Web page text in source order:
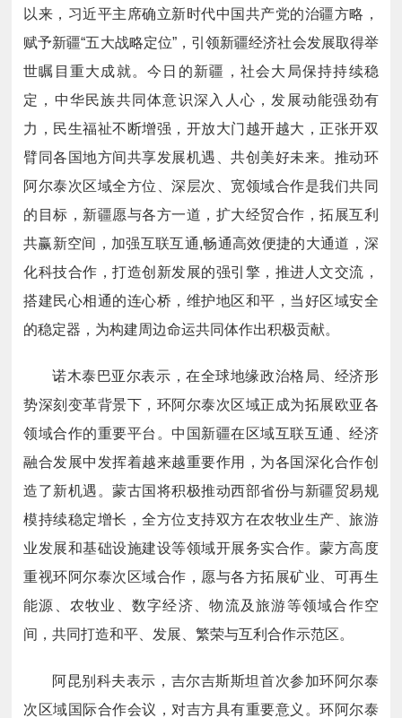
以来，习近平主席确立新时代中国共产党的治疆方略，
赋予新疆“五大战略定位”，引领新疆经济社会发展取得举
世瞩目重大成就。今日的新疆，社会大局保持持续稳
定，中华民族共同体意识深入人心，发展动能强劲有
力，民生福祉不断增强，开放大门越开越大，正张开双
臂同各国地方间共享发展机遇、共创美好未来。推动环
阿尔泰次区域全方位、深层次、宽领域合作是我们共同
的目标，新疆愿与各方一道，扩大经贸合作，拓展互利
共赢新空间，加强互联互通,畅通高效便捷的大通道，深
化科技合作，打造创新发展的强引擎，推进人文交流，
搭建民心相通的连心桥，维护地区和平，当好区域安全
的稳定器，为构建周边命运共同体作出积极贡献。
诺木泰巴亚尔表示，在全球地缘政治格局、经济形
势深刻变革背景下，环阿尔泰次区域正成为拓展欧亚各
领域合作的重要平台。中国新疆在区域互联互通、经济
融合发展中发挥着越来越重要作用，为各国深化合作创
造了新机遇。蒙古国将积极推动西部省份与新疆贸易规
模持续稳定增长，全方位支持双方在农牧业生产、旅游
业发展和基础设施建设等领域开展务实合作。蒙方高度
重视环阿尔泰次区域合作，愿与各方拓展矿业、可再生
能源、农牧业、数字经济、物流及旅游等领域合作空
间，共同打造和平、发展、繁荣与互利合作示范区。
阿昆别科夫表示，吉尔吉斯斯坦首次参加环阿尔泰
次区域国际合作会议，对吉方具有重要意义。环阿尔泰